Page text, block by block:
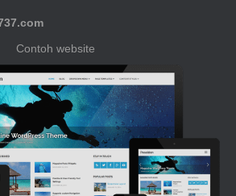
Contoh website